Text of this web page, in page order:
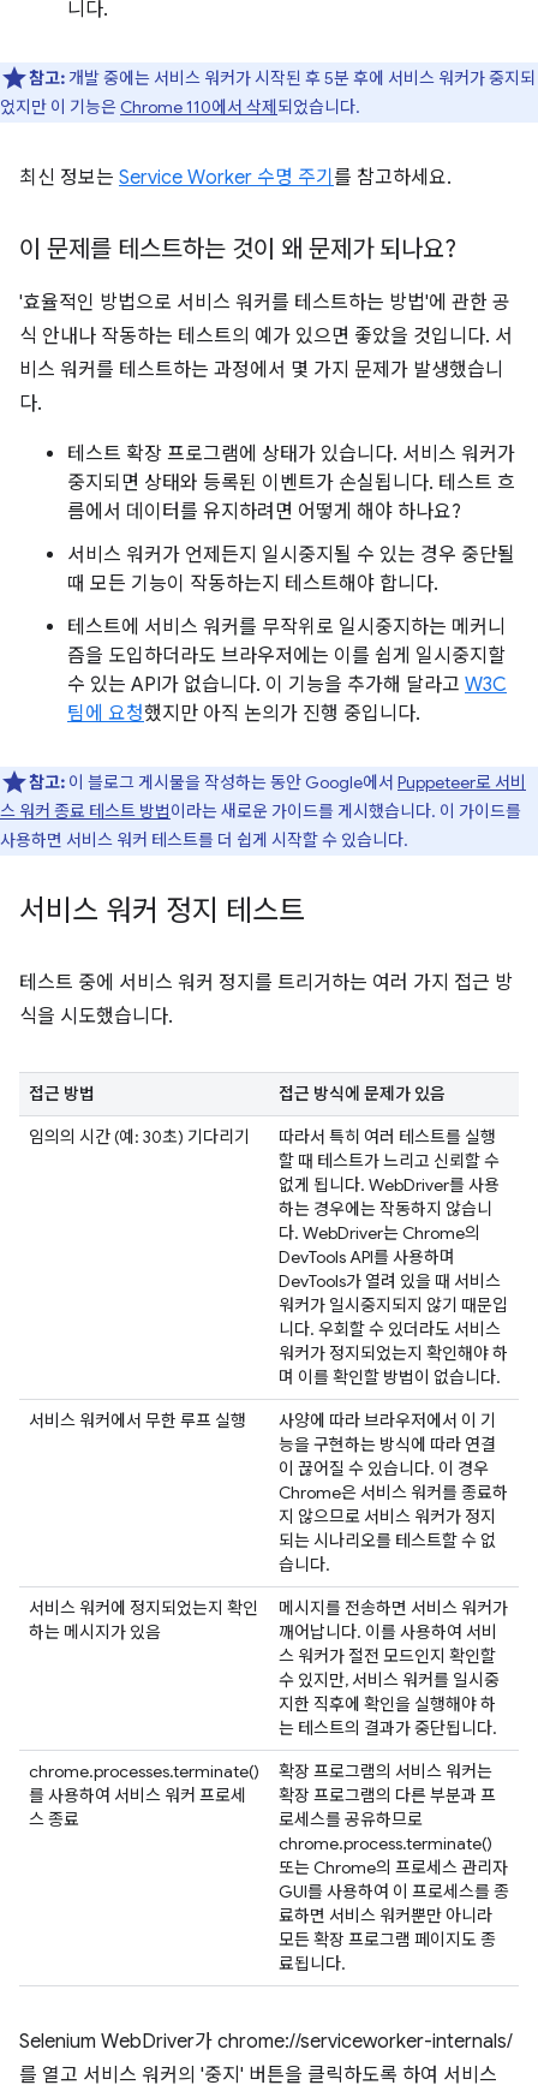
니다.
참고: 개발 중에는 서비스 워커가 시작된 후 5분 후에 서비스 워커가 중지되
었지만 이 기능은 Chrome 110에서 삭제되었습니다.
최신 정보는 Service Worker 수명 주기 를 참고하세요.
이 문제를 테스트하는 것이 왜 문제가 되나요?
'효율적인 방법으로 서비스 워커를 테스트하는 방법'에 관한 공
식 안내나 작동하는 테스트의 예가 있으면 좋았을 것입니다. 서
비스 워커를 테스트하는 과정에서 몇 가지 문제가 발생했습니
다.
테스트 확장 프로그램에 상태가 있습니다. 서비스 워커가
중지되면 상태와 등록된 이벤트가 손실됩니다. 테스트 흐
름에서 데이터를 유지하려면 어떻게 해야 하나요?
서비스 워커가 언제든지 일시중지될 수 있는 경우 중단될
때 모든 기능이 작동하는지 테스트해야 합니다.
테스트에 서비스 워커를 무작위로 일시중지하는 메커니
즘을 도입하더라도 브라우저에는 이를 쉽게 일시중지할
수 있는 API가 없습니다. 이 기능을 추가해 달라고 W3C
팀에 요청했지만 아직 논의가 진행 중입니다.
참고: 이 블로그 게시물을 작성하는 동안 Google에서 Puppeteer로 서비
스 워커 종료 테스트 방법이라는 새로운 가이드를 게시했습니다. 이 가이드를
사용하면 서비스 워커 테스트를 더 쉽게 시작할 수 있습니다.
서비스 워커 정지 테스트
테스트 중에 서비스 워커 정지를 트리거하는 여러 가지 접근 방
식을 시도했습니다.
접근 방법
접근 방식에 문제가 있음
임의의 시간 (예: 30초) 기다리기
따라서 특히 여러 테스트를 실행
할 때 테스트가 느리고 신뢰할 수
없게 됩니다. WebDriver를 사용
하는 경우에는 작동하지 않습니
다. WebDriver는 Chrome의
DevTools API를 사용하며
DevTools가 열려 있을 때 서비스
워커가 일시중지되지 않기 때문입
니다. 우회할 수 있더라도 서비스
워커가 정지되었는지 확인해야 하
며 이를 확인할 방법이 없습니다.
서비스 워커에서 무한 루프 실행
사양에 따라 브라우저에서 이 기
능을 구현하는 방식에 따라 연결
이 끊어질 수 있습니다. 이 경우
Chrome은 서비스 워커를 종료하
지 않으므로 서비스 워커가 정지
되는 시나리오를 테스트할 수 없
습니다.
서비스 워커에 정지되었는지 확인
하는 메시지가 있음
메시지를 전송하면 서비스 워커가
깨어납니다. 이를 사용하여 서비
스 워커가 절전 모드인지 확인할
수 있지만, 서비스 워커를 일시중
지한 직후에 확인을 실행해야 하
는 테스트의 결과가 중단됩니다.
chrome.processes.terminate()
를 사용하여 서비스 워커 프로세
스 종료
확장 프로그램의 서비스 워커는
확장 프로그램의 다른 부분과 프
로세스를 공유하므로
chrome.process.terminate()
또는 Chrome의 프로세스 관리자
GUI를 사용하여 이 프로세스를 종
료하면 서비스 워커뿐만 아니라
모든 확장 프로그램 페이지도 종
료됩니다.
Selenium WebDriver가 chrome://serviceworker-internals/
를 열고 서비스 워커의 '중지' 버튼을 클릭하도록 하여 서비스